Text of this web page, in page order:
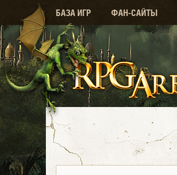
БАЗА ИГР ФАН-САЙТЫ